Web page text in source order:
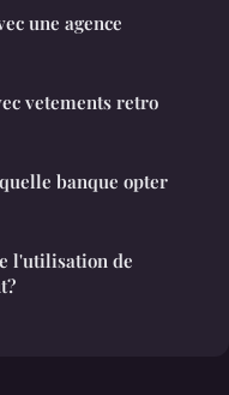
une agence
vetements retro
banque opter
l'utilisation de